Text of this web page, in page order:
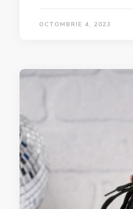
OCTOMBRIE 4, 2023